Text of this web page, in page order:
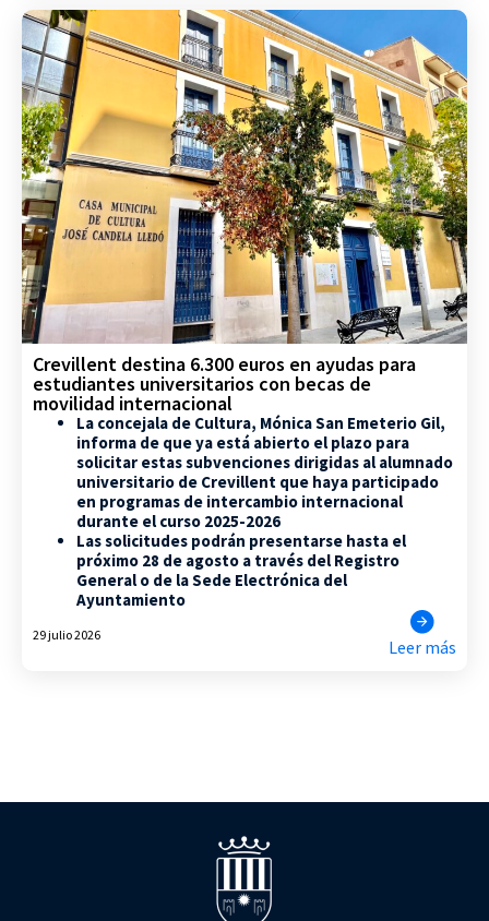
Crevillent destina 6.300 euros en ayudas para
estudiantes universitarios con becas de
movilidad internacional
La concejala de Cultura, Mónica San Emeterio Gil,
informa de que ya está abierto el plazo para
solicitar estas subvenciones dirigidas al alumnado
universitario de Crevillent que haya participado
en programas de intercambio internacional
durante el curso 2025-2026
Las solicitudes podrán presentarse hasta el
próximo 28 de agosto a través del Registro
General o de la Sede Electrónica del
Ayuntamiento
29 julio 2026
Leer más